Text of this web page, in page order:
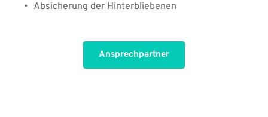
Absicherung der Hinterbliebenen
Ansprechpartner